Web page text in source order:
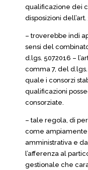
qualificazione dei
disposizioni
– troverebbe indi
sensi del
d.lgs. 5072016 –
comma 7, del
quale i consorzi
qualificazioni
consorziate.
– tale regola, di
come
amministrativa e
l’afferenza al
gestionale che